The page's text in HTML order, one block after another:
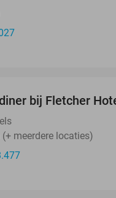
bij Fletcher
(+ meerdere locaties)